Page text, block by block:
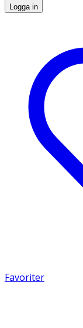
Logga in
Favoriter